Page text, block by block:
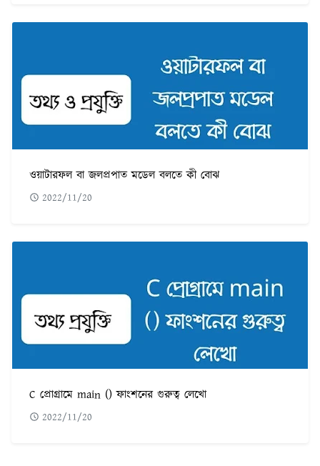
ওয়াটারফল বা জলপ্রপাত মডেল বলতে কী বোঝ
2022/11/20
C প্রোগ্রামে main () ফাংশনের গুরুত্ব লেখো
2022/11/20